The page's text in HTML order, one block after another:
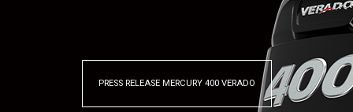
PRESS RELEASE MERCURY 400 VERADO